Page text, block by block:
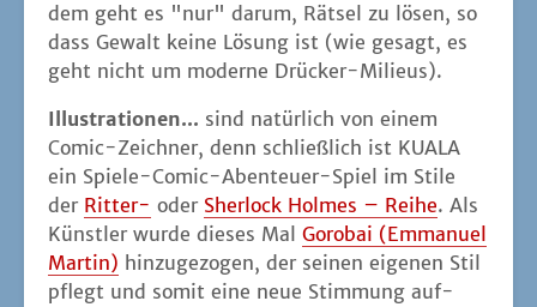
dem geht es "nur" dar­um, Rät­sel zu lösen, so
dass Gewalt kei­ne Lösung ist (wie gesagt, es
geht nicht um moder­ne Drücker-Milieus).
Illus­tra­tio­nen... sind natür­lich von einem
Comic-Zeich­ner, denn schließ­lich ist KUALA
ein Spie­le-Comic-Aben­teu­er-Spiel im Sti­le
der Rit­ter- oder Sher­lock Hol­mes – Rei­he. Als
Künst­ler wur­de die­ses Mal Goro­bai (Emma­nu­el
Mar­tin) hin­zu­ge­zo­gen, der sei­nen eige­nen Stil
pflegt und somit eine neue Stim­mung auf­